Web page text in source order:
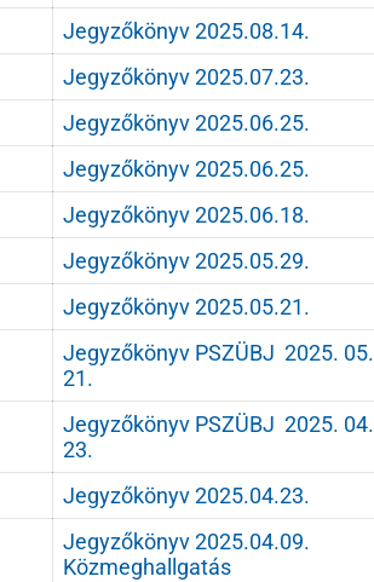
Jegyzőkönyv 2025.08.14.
Jegyzőkönyv 2025.07.23.
Jegyzőkönyv 2025.06.25.
Jegyzőkönyv 2025.06.25.
Jegyzőkönyv 2025.06.18.
Jegyzőkönyv 2025.05.29.
Jegyzőkönyv 2025.05.21.
Jegyzőkönyv PSZÜBJ 2025. 05.
21.
Jegyzőkönyv PSZÜBJ 2025. 04.
23.
Jegyzőkönyv 2025.04.23.
Jegyzőkönyv 2025.04.09.
Közmeghallgatás